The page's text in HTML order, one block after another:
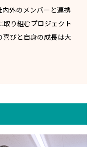
外のメンバーと連携
取り組むプロジェクト
びと自身の成長は大